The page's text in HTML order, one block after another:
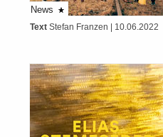
News
Text Stefan Franzen | 10.06.2022